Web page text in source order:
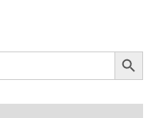
Botón de